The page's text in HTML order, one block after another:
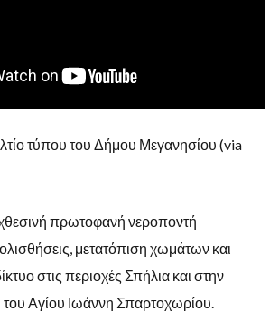
τύπου του Δήμου Μεγανησίου (via
πρωτοφανή νεροποντή
μετατόπιση χωμάτων και
στις περιοχές Σπήλια και στην
Αγίου Ιωάννη Σπαρτοχωρίου.